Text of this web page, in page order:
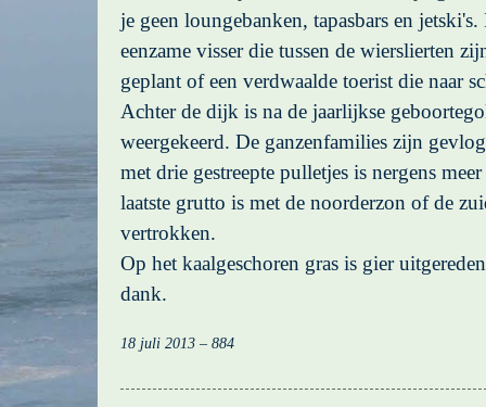
je geen loungebanken, tapasbars en
eenzame visser die tussen de wierslierten
geplant of een verdwaalde toerist die naar
Achter de dijk is na de jaarlijkse
weergekeerd. De ganzenfamilies zijn
met drie gestreepte pulletjes is nergens
laatste grutto is met de noorderzon of de
vertrokken.
Op het kaalgeschoren gras is gier
dank.
18 juli 2013 – 884